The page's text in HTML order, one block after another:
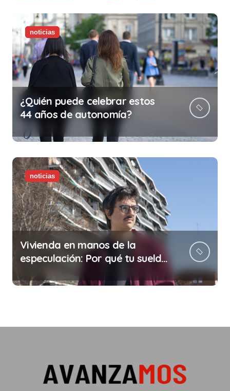
la vida)
noticias
¿Quién puede celebrar estos
44 años de autonomía?
noticias
Vivienda en manos de la
especulación: Por qué tu sueldo